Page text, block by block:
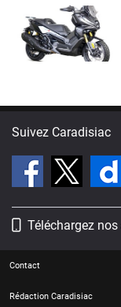
Suivez Caradisiac
Téléchargez
Contact
Rédaction Caradisiac